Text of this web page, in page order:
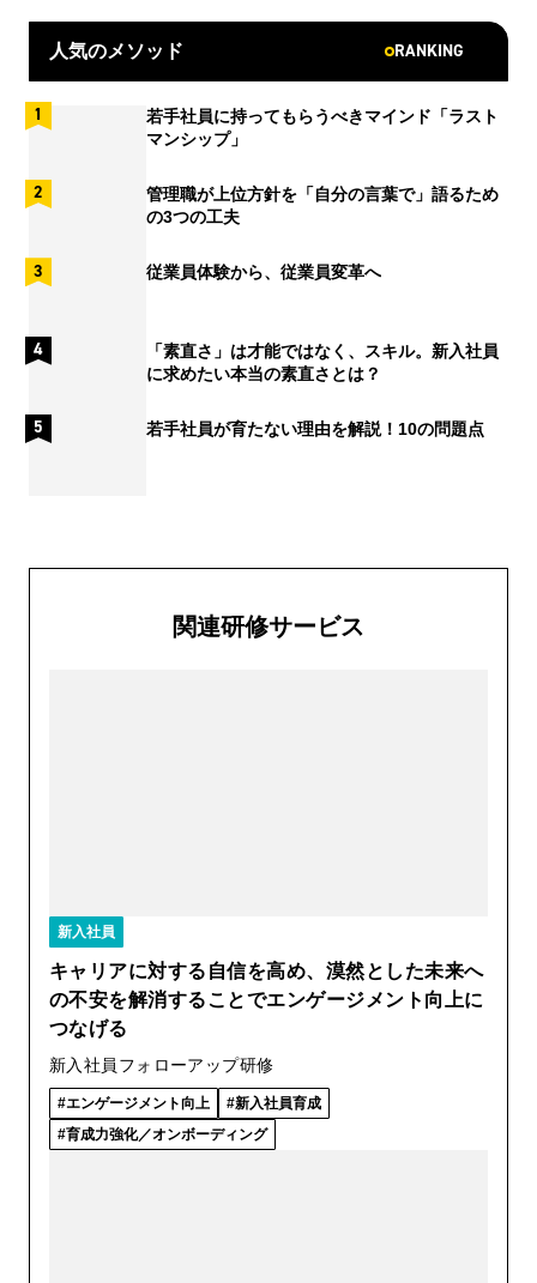
人気のメソッド RANKING
若手社員に持ってもらうべきマインド「ラスト
マンシップ」
管理職が上位方針を「自分の言葉で」語るため
の3つの工夫
従業員体験から、従業員変革へ
「素直さ」は才能ではなく、スキル。新入社員
に求めたい本当の素直さとは？
若手社員が育たない理由を解説！10の問題点
関連研修サービス
新入社員
キャリアに対する自信を高め、漠然とした未来へ
の不安を解消することでエンゲージメント向上に
つなげる
新入社員フォローアップ研修
エンゲージメント向上
新入社員育成
育成力強化／オンボーディング